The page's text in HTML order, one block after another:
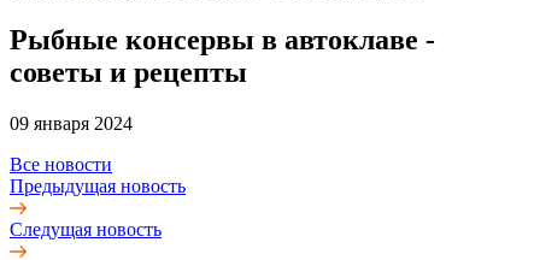
Рыбные консервы в автоклаве -
советы и рецепты
09 января 2024
Все новости
Предыдущая новость
Следущая новость